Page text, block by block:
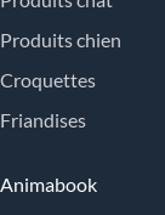
Produits chien
Croquettes
Friandises
Animabook